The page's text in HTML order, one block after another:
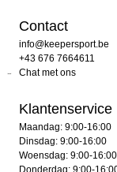
Contact
info@keepersport.be
+43 676 7664611
Chat met ons
Klantenservice
Maandag: 9:00-16:00
Dinsdag: 9:00-16:00
Woensdag: 9:00-16:00
Donderdag: 9:00-